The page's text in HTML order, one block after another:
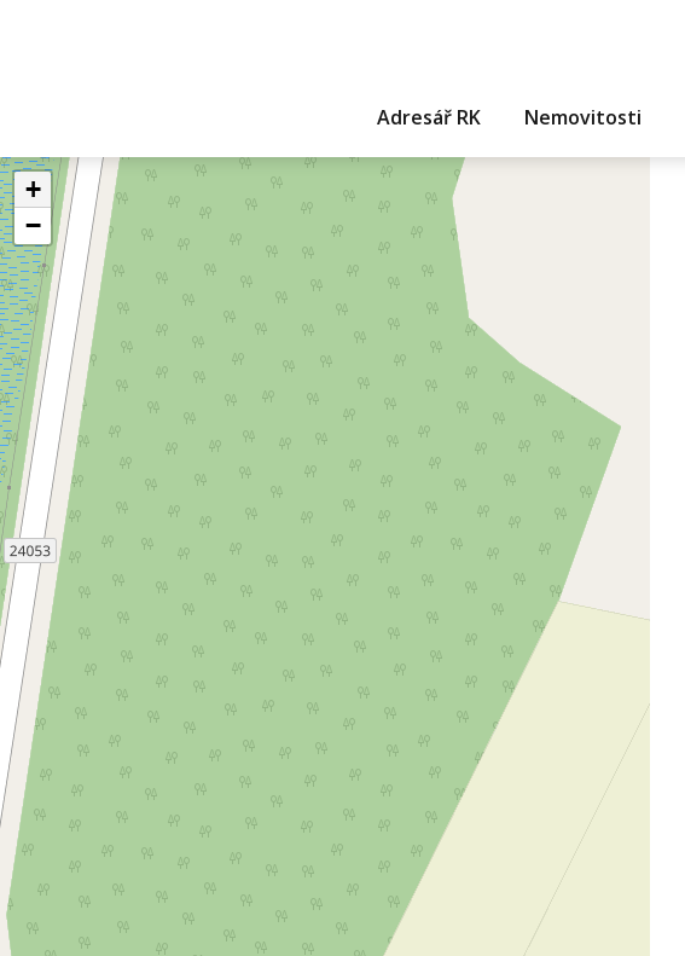
Adresář RK Nemovitosti
+
−